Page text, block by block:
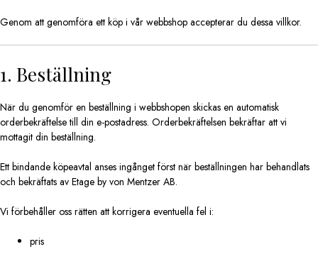
Genom att genomföra ett köp i vår webbshop accepterar du dessa villkor.
1. Beställning
När du genomför en beställning i webbshopen skickas en automatisk
orderbekräftelse till din e-postadress. Orderbekräftelsen bekräftar att vi
mottagit din beställning.
Ett bindande köpeavtal anses ingånget först när beställningen har behandlats
och bekräftats av Etage by von Mentzer AB.
Vi förbehåller oss rätten att korrigera eventuella fel i:
pris